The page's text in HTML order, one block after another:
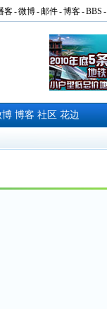
客-微博-邮件-博客-BBS -
博 博客 社区 花边